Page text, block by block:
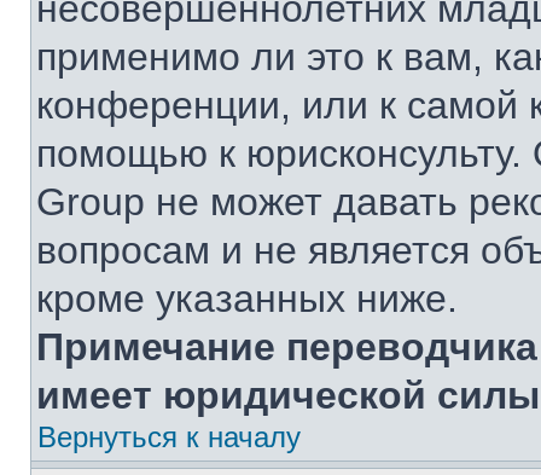
применимо ли это к вам,
конференции, или к самой
помощью к
Group не может давать
вопросам и не является
кроме указанных ниже.
Примечание
имеет юридической
Вернуться к началу